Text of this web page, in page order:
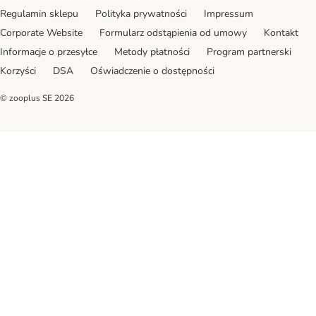
Regulamin sklepu
Polityka prywatności
Impressum
Corporate Website
Formularz odstąpienia od umowy
Kontakt
Informacje o przesyłce
Metody płatności
Program partnerski
Korzyści
DSA Oświadczenie o dostępności
© zooplus SE 2026